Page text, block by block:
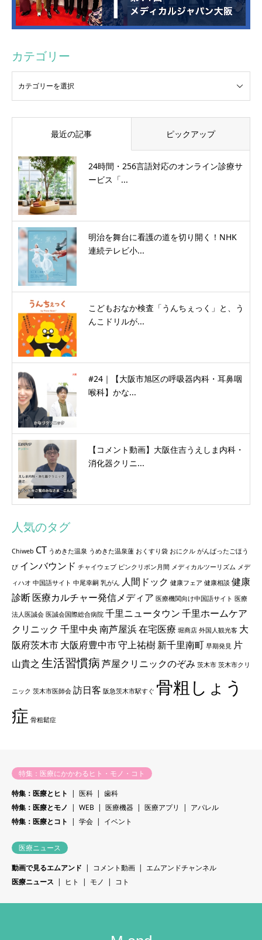
カテゴリー
最近の記事 ピックアップ
24時間・256言語対応のオンライン診療サ
ービス「...
明治を舞台に看護の道を切り開く！NHK
連続テレビ小...
こどもおなか検査「うんちぇっく」と、う
んこドリルが...
#24｜【大阪市旭区の呼吸器内科・耳鼻咽
喉科】かな...
【コメント動画】大阪住吉うえしま内科・
消化器クリニ...
人気のタグ
Chiweb CT うめきた温泉 うめきた温泉蓮 おくすり袋 おにクル がんばったごほう
び インバウンド チャイウェブ ピンクリボン月間 メディカルツーリズム メデ
ィハオ 中国語サイト 中尾幸嗣 乳がん 人間ドック 健康フェア 健康相談 健康
診断医療カルチャー発信メディア 医療機関向け中国語サイト 医療
法人医誠会 医誠会国際総合病院 千里ニュータウン千里ホームケア
クリニック 千里中央南芦屋浜在宅医療 堀商店 外国人観光客 大
阪府茨木市大阪府豊中市守上祐樹新千里南町 早期発見 片
山貴之 生活習慣病芦屋クリニックのぞみ 茨木市 茨木市クリ
ニック 茨木市医師会 訪日客 阪急茨木市駅すぐ 骨粗しょう
症 骨粗鬆症
特集：医療にかかわるヒト・モノ・コト
特集：医療とヒト
医科
歯科
特集：医療とモノ
WEB 医療機器 医療アプリ
アパレル
特集：医療とコト
学会 イベント
医療ニュース
動画で見るエムアンド
コメント動画
エムアンドチャンネル
医療ニュース
ヒト モノ コト